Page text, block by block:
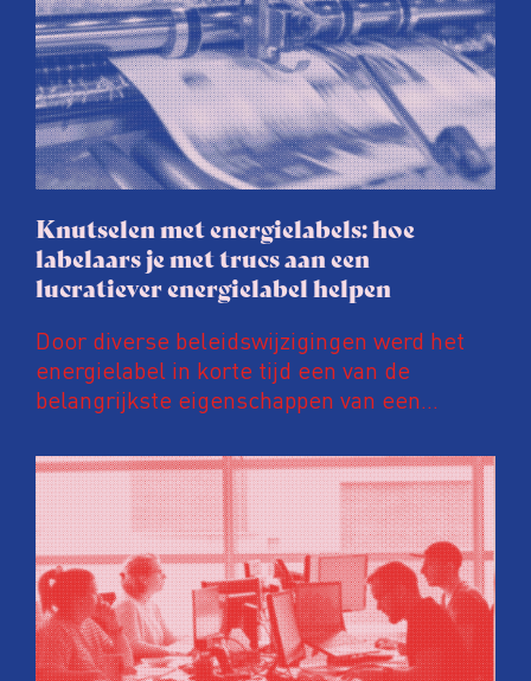
Knutselen met energielabels: hoe
labelaars je met trucs aan een
lucratiever energielabel helpen
Door diverse beleidswijzigingen werd het
energielabel in korte tijd een van de
belangrijkste eigenschappen van een
prijs van een huis en huurinkomsten met
tienduizenden euro’s opschroeven. Daar
wordt door energielabelaars en
vastgoedpartijen gretig op ingespeeld, blijkt
uit onderzoek van het FD. Tienduizenden
labels vallen op dubieuze wijze nét in een
groenere labelletter.